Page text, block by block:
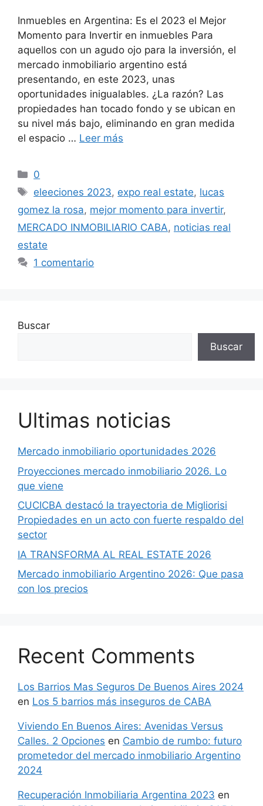
Inmuebles en Argentina: Es el 2023 el Mejor
Momento para Invertir en inmuebles Para
aquellos con un agudo ojo para la inversión, el
mercado inmobiliario argentino está
presentando, en este 2023, unas
oportunidades inigualables. ¿La razón? Las
propiedades han tocado fondo y se ubican en
su nivel más bajo, eliminando en gran medida
el espacio … Leer más
Categorías
0
Etiquetas
eleeciones 2023, expo real estate, lucas
gomez la rosa, mejor momento para invertir,
MERCADO INMOBILIARIO CABA, noticias real
estate
1 comentario
Buscar
Buscar
Ultimas noticias
Mercado inmobiliario oportunidades 2026
Proyecciones mercado inmobiliario 2026. Lo
que viene
CUCICBA destacó la trayectoria de Migliorisi
Propiedades en un acto con fuerte respaldo del
sector
IA TRANSFORMA AL REAL ESTATE 2026
Mercado inmobiliario Argentino 2026: Que pasa
con los precios
Recent Comments
Los Barrios Mas Seguros De Buenos Aires 2024
en Los 5 barrios más inseguros de CABA
Viviendo En Buenos Aires: Avenidas Versus
Calles. 2 Opciones en Cambio de rumbo: futuro
prometedor del mercado inmobiliario Argentino
2024
Recuperación Inmobiliaria Argentina 2023 en